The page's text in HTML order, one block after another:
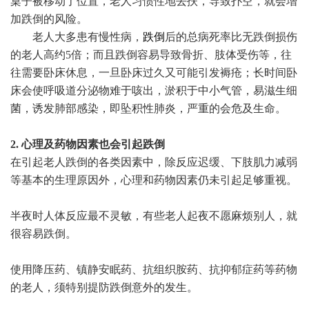
加跌倒的风险。
老人大多患有慢性病， 跌倒 后的总病死率比无跌倒损伤
的老人高约5倍；而且跌倒容易导致骨折、肢体受伤等，往
往需要卧床休息，一旦卧床过久又可能引发褥疮；长时间卧
床会使呼吸道分泌物难于咳出，淤积于中小气管，易滋生细
菌，诱发肺部感染，即坠积性肺炎，严重的会危及生命。
2. 心理及药物因素也会引起跌倒
在引起老人跌倒的各类因素中，除反应迟缓、下肢肌力减弱
等基本的生理原因外，心理和药物因素仍未引起足够重视。
半夜时人体反应最不灵敏，有些老人起夜不愿麻烦别人，就
很容易跌倒。
使用降压药、镇静安眠药、抗组织胺药、抗抑郁症药等药物
的老人，须特别提防跌倒意外的发生。